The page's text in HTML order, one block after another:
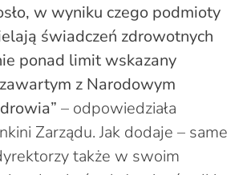
w wyniku czego podmioty
świadczeń zdrowotnych
ponad limit wskazany
z Narodowym
– odpowiedziała
Zarządu. Jak dodaje – same
także w swoim